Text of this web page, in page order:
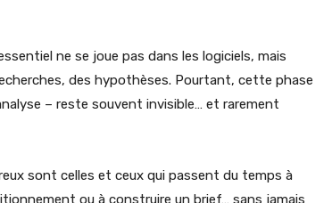
ne se joue pas dans les logiciels, mais
des hypothèses. Pourtant, cette phase
– reste souvent invisible… et rarement
sont celles et ceux qui passent du temps à
ou à construire un brief… sans jamais